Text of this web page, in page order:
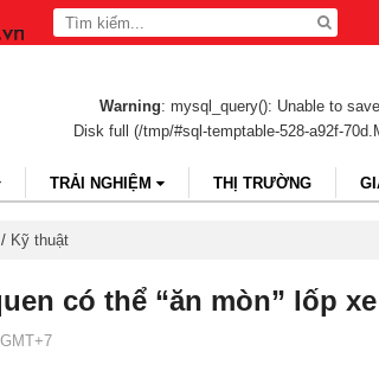
Warning: mysql_query(): Unable to
Disk full (/tmp/#sql-temptable-528-a92f-
TRẢI NGHIỆM THỊ TRƯỜNG
/ Kỹ thuật
có thể “ăn mòn” lốp